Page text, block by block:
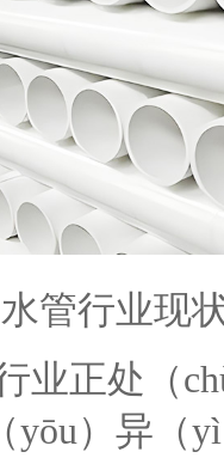
管行业现
业正处（
yōu）异